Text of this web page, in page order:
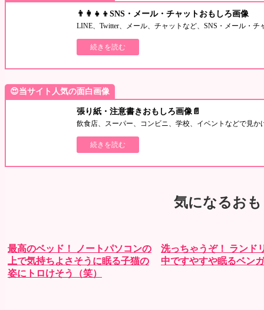
👨‍👩‍👧‍👦SNS・メール・チャットおもしろ画像
LINE、Twitter、メール、チャットなど、SNS・メール・
続きを読む
😍当サイト人気の面白画像
張り紙・注意書きおもしろ画像📄
飲食店、スーパー、コンビニ、学校、イベントなどで見
続きを読む
気になるおも
最高のベッド！ ノートパソコンの
上で気持ちよさそうに眠る子猫の
姿にトロけそう（笑）
洗っちゃうぞ！ ランド
中ですやすや眠るベン